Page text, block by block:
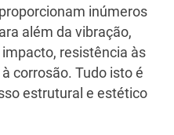
inúmeros
além da vibração,
resistência às
corrosão. Tudo isto é
estrutural e estético